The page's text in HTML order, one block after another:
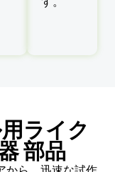
ライク
部品